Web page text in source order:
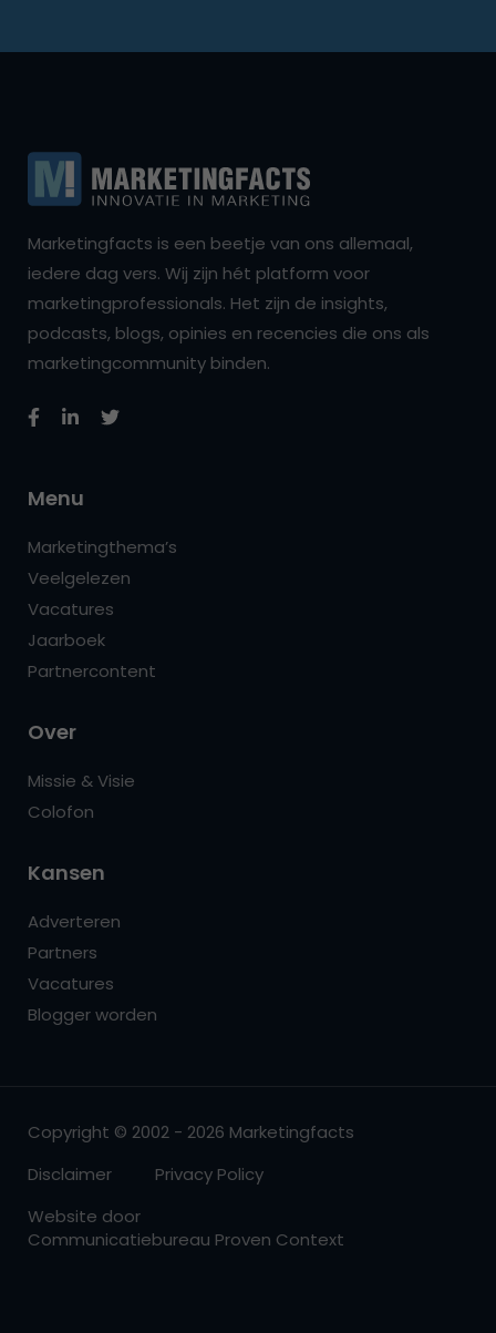
Marketingfacts is een beetje van ons allemaal,
iedere dag vers. Wij zijn hét platform voor
marketingprofessionals. Het zijn de insights,
podcasts, blogs, opinies en recencies die ons als
marketingcommunity binden.
Menu
Marketingthema’s
Veelgelezen
Vacatures
Jaarboek
Partnercontent
Over
Missie & Visie
Colofon
Kansen
Adverteren
Partners
Vacatures
Blogger worden
Copyright © 2002 - 2026 Marketingfacts
Disclaimer
Privacy Policy
Website door
Communicatiebureau Proven Context